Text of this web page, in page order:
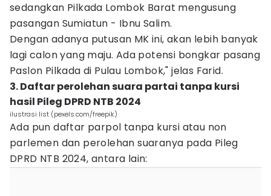
sedangkan Pilkada Lombok Barat mengusung
pasangan Sumiatun - Ibnu Salim.
Dengan adanya putusan MK ini, akan lebih banyak
lagi calon yang maju. Ada potensi bongkar pasang
Paslon Pilkada di Pulau Lombok," jelas Farid.
3. Daftar perolehan suara partai tanpa kursi
hasil Pileg DPRD NTB 2024
ilustrasi list (pexels.com/freepik)
Ada pun daftar parpol tanpa kursi atau non
parlemen dan perolehan suaranya pada Pileg
DPRD NTB 2024, antara lain: